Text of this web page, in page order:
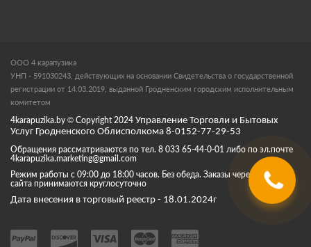
ООО 4 карапузика
УНП - 591030243, действующих на основании Свидетельства о государственной
регистрации от 14.03.2019, выданной Гродненским городским исполнительным
комитетом
4karapuzika.by © Copyright 2024 Управление Торговли и Бытовых
Услуг Гродненского Облисполкома 8-0152-77-29-53
Обращения рассматриваются по тел. 8 033 65-44-0-01 либо по эл.почте
4karapuzika.marketing@gmail.com
Режим работы с 09:00 до 18:00 часов. Без обеда. Заказы через корзину
сайта принимаются круглосуточно
Дата внесения в торговый реестр - 18.01.2024г